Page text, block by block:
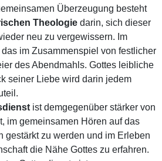
Überzeugung besteht
Theologiedarin, sich dieser
neu zu vergewissern. Im
im Zusammenspiel von festlicher
des Abendmahls. Gottes leibliche
seiner Liebe wird darin jedem
ist demgegenüber stärker von
im gemeinsamen Hören auf das
gestärkt zu werden und im Erleben
die Nähe Gottes zu erfahren.